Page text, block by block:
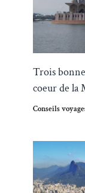
Trois
coeur de la
Conseils